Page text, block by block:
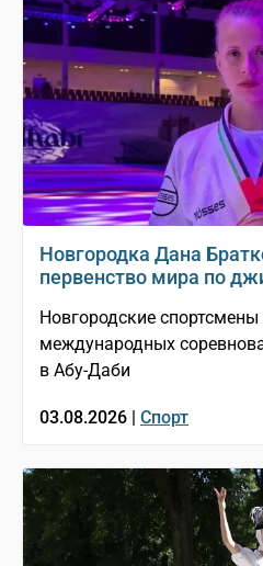
Новгородка Дана
первенство мира по
Новгородские
международных
в Абу-Даби
03.08.2026 | Спорт